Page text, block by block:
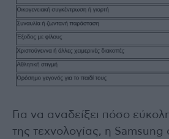
Για να αναδείξει πόσο
της τεχνολογίας, η